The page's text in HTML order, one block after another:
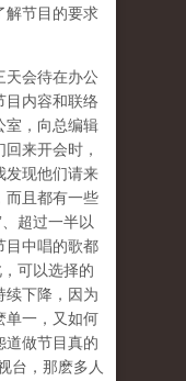
解节目的要求
天会待在办公
目内容和联络
室，向总编辑
来开会时，
发现他们请来
而且都有一些
超过一半以
目中唱的歌都
可以选择的
续下降，因为
单一，又如何
道做节目真的
台，那麽多人